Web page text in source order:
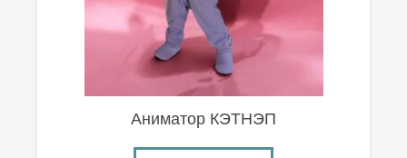
Аниматор КЭТНЭП